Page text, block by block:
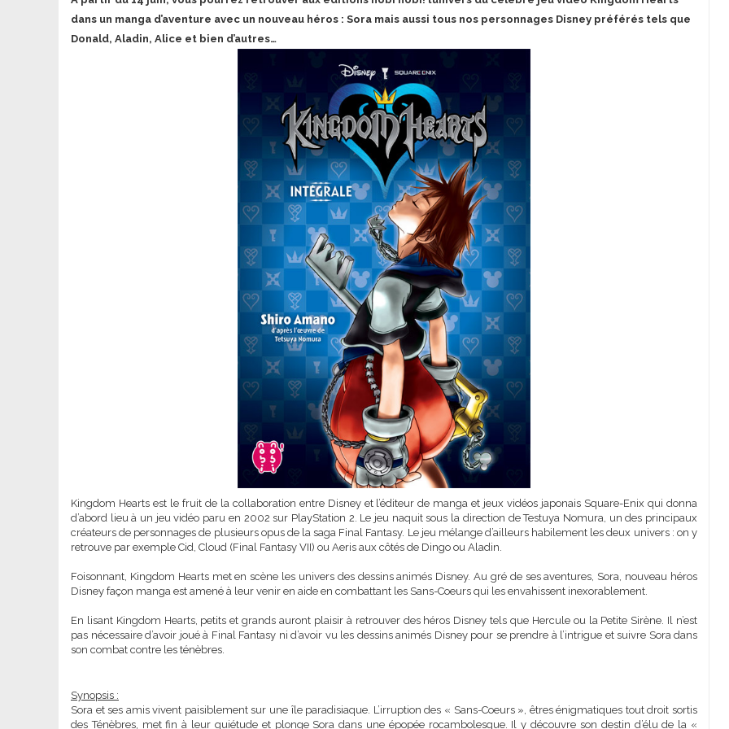
dans un manga d’aventure avec un nouveau héros : Sora mais aussi tous nos personnages Disney préférés tels que
Donald, Aladin, Alice et bien d’autres…
Kingdom Hearts est le fruit de la collaboration entre Disney et l’éditeur de manga et jeux vidéos japonais Square-Enix qui donna
d’abord lieu à un jeu vidéo paru en 2002 sur PlayStation 2. Le jeu naquit sous la direction de Testuya Nomura, un des principaux
créateurs de personnages de plusieurs opus de la saga Final Fantasy. Le jeu mélange d’ailleurs habilement les deux univers : on y
retrouve par exemple Cid, Cloud (Final Fantasy VII) ou Aeris aux côtés de Dingo ou Aladin.
Foisonnant, Kingdom Hearts met en scène les univers des dessins animés Disney. Au gré de ses aventures, Sora, nouveau héros
Disney façon manga est amené à leur venir en aide en combattant les Sans-Coeurs qui les envahissent inexorablement.
En lisant Kingdom Hearts, petits et grands auront plaisir à retrouver des héros Disney tels que Hercule ou la Petite Sirène. Il n’est
pas nécessaire d’avoir joué à Final Fantasy ni d’avoir vu les dessins animés Disney pour se prendre à l’intrigue et suivre Sora dans
son combat contre les ténèbres.
Synopsis :
Sora et ses amis vivent paisiblement sur une île paradisiaque. L’irruption des « Sans-Coeurs », êtres énigmatiques tout droit sortis
des Ténèbres, met fin à leur quiétude et plonge Sora dans une épopée rocambolesque. Il y découvre son destin d’élu de la «